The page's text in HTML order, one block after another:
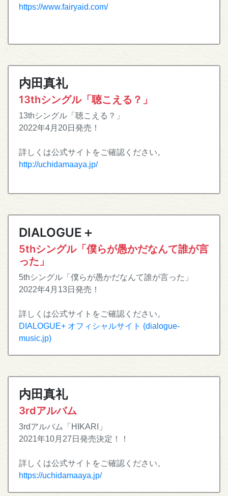
https://www.fairyaid.com/
内田真礼
13thシングル「聴こえる？」
13thシングル「聴こえる？」
2022年4月20日発売！
詳しくは公式サイトをご確認ください。
http://uchidamaaya.jp/
DIALOGUE＋
5thシングル「僕らが愚かだなんて誰が言
った」
5thシングル「僕らが愚かだなんて誰が言った」
2022年4月13日発売！
詳しくは公式サイトをご確認ください。
DIALOGUE+ オフィシャルサイト (dialogue-
music.jp)
内田真礼
3rdアルバム
3rdアルバム「HIKARI」
2021年10月27日発売決定！！
詳しくは公式サイトをご確認ください。
https://uchidamaaya.jp/